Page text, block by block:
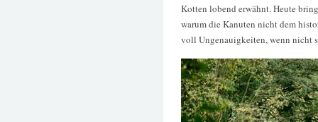
Kotten lobend erwähnt. Heute
warum die Kanuten nicht dem
voll Ungenauigkeiten, wenn nicht